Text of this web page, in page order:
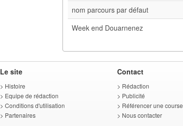
nom parcours par défaut
Week end Douarnenez
Le site
> Histoire
> Equipe de rédaction
> Conditions d'utilisation
> Partenaires
Contact
> Rédaction
> Publicité
> Référencer une course
> Nous contacter